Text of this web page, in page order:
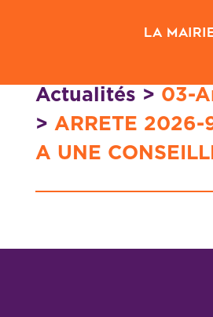
La
Actualités > 03-
> ARRETE 2026-
A UNE